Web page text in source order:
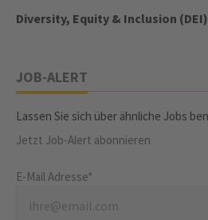
Diversity, Equity & Inclusion (DEI)
JOB-ALERT
Lassen Sie sich über ähnliche Jobs
Jetzt Job-Alert abonnieren
E-Mail Adresse*